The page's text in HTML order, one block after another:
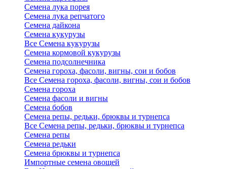
Семена лука порея
Семена лука репчатого
Семена дайкона
Семена кукурузы
Все Семена кукурузы
Семена кормовой кукурузы
Семена подсолнечника
Семена гороха, фасоли, вигны, сои и бобов
Все Семена гороха, фасоли, вигны, сои и бобов
Семена гороха
Семена фасоли и вигны
Семена бобов
Семена репы, редьки, брюквы и турнепса
Все Семена репы, редьки, брюквы и турнепса
Семена репы
Семена редьки
Семена брюквы и турнепса
Импортные семена овощей